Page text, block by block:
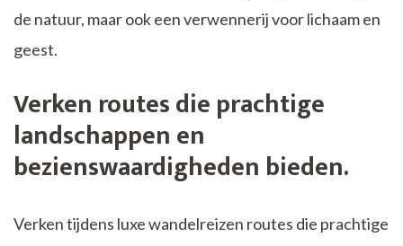
de natuur, maar ook een verwennerij voor lichaam en
geest.
Verken routes die prachtige
landschappen en
bezienswaardigheden bieden.
Verken tijdens luxe wandelreizen routes die prachtige